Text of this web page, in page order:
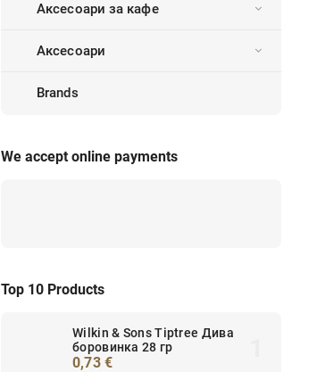
Аксесоари за кафе
Аксесоари
Brands
We accept online payments
Top 10 Products
Wilkin & Sons Tiptree Дива
боровинка 28 гр
0,73 €